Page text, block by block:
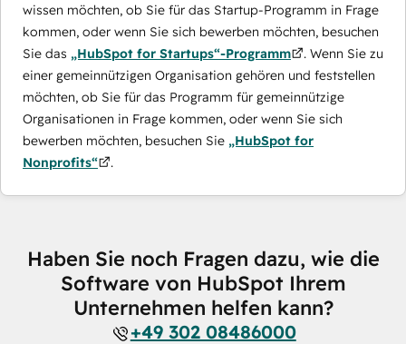
wissen möchten, ob Sie für das Startup-Programm in Frage
kommen, oder wenn Sie sich bewerben möchten, besuchen
Sie das „HubSpot for Startups“-Programm
. Wenn Sie zu
einer gemeinnützigen Organisation gehören und feststellen
möchten, ob Sie für das Programm für gemeinnützige
Organisationen in Frage kommen, oder wenn Sie sich
bewerben möchten, besuchen Sie „HubSpot for
Nonprofits“
.
Haben Sie noch Fragen dazu, wie die
Software von HubSpot Ihrem
Unternehmen helfen kann?
+49 302 08486000